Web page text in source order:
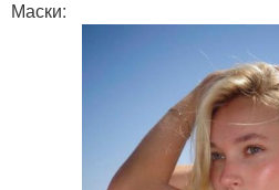
Маски: